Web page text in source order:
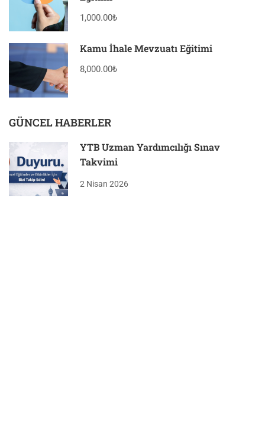
1,000.00₺
Kamu İhale Mevzuatı Eğitimi
8,000.00₺
GÜNCEL HABERLER
YTB Uzman Yardımcılığı Sınav
Takvimi
2 Nisan 2026